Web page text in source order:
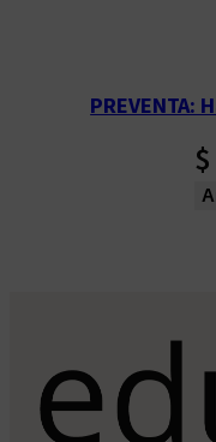
PREVENTA:
$